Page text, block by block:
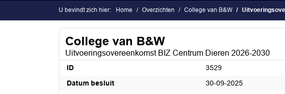
U bevindt zich hier: Home Overzichten College van B&W
College van B&W
Uitvoeringsovereenkomst BIZ Centrum Dieren 2026-2030
ID
3529
Datum besluit
30-09-2025